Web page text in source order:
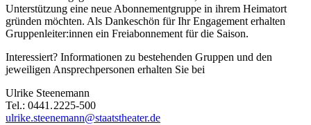
Unterstützung eine neue Abonnementgruppe in ihrem Heimatort
gründen möchten. Als Dankeschön für Ihr Engagement erhalten
Gruppenleiter:innen ein Freiabonnement für die Saison.
Interessiert? Informationen zu bestehenden Gruppen und den
jeweiligen Ansprechpersonen erhalten Sie bei
Ulrike Steenemann
Tel.: 0441. 2225-500
ulrike.steenemann@staatstheater.de